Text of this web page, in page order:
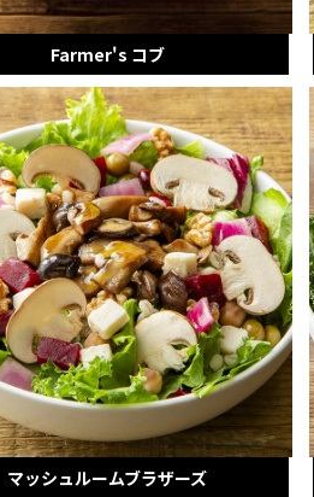
Farmer's コブ
マッシュルームブラザーズ